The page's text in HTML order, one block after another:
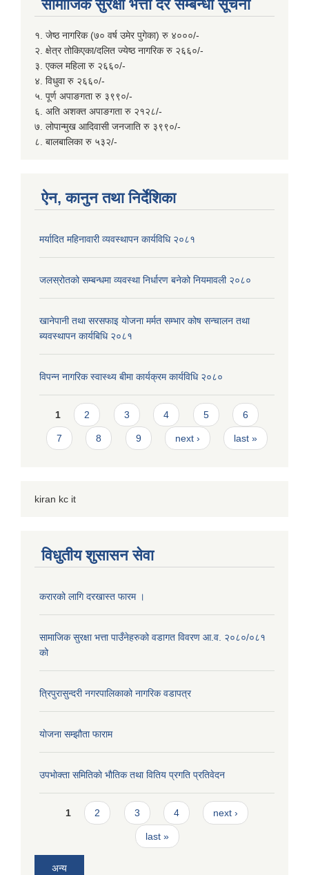
सामाजिक सुरक्षा भत्ता दर सम्बन्धी सूचना
१. जेष्ठ नागरिक (७० वर्ष उमेर पुगेका) रु ४०००/-
२. क्षेत्र तोकिएका/दलित ज्येष्ठ नागरिक रु २६६०/-
३. एकल महिला रु २६६०/-
४. विधुवा रु २६६०/-
५. पूर्ण अपाङगता रु ३९९०/-
६. अति अशक्त अपाङगता रु २१२८/-
७. लोपान्मुख आदिवासी जनजाति रु ३९९०/-
८. बालबालिका रु ५३२/-
ऐन, कानुन तथा निर्देशिका
मर्यादित महिनावारी व्यवस्थापन कार्यविधि २०८१
जलस्रोतको सम्बन्धमा व्यवस्था निर्धारण बनेको नियमावली २०८०
खानेपानी तथा सरसफाइ योजना मर्मत सम्भार कोष सन्चालन तथा
ब्यवस्थापन कार्यबिधि २०८१
विपन्न नागरिक स्वास्थ्य बीमा कार्यक्रम कार्यविधि २०८०
Pages
1 2 3 4 5 6
7 8 9 next › last »
kiran kc it
विधुतीय शुसासन सेवा
करारको लागि दरखास्त फारम ।
सामाजिक सुरक्षा भत्ता पाउँनेहरुको वडागत विवरण आ.व. २०८०/०८१
को
त्रिपुरासुन्दरी नगरपालिकाको नागरिक वडापत्र
याेजना सम्झौता फाराम
उपभाेक्ता समितिकाे भाैतिक तथा वितिय प्रगति प्रतिवेदन
Pages
1 2 3 4 next ›
last »
अन्य